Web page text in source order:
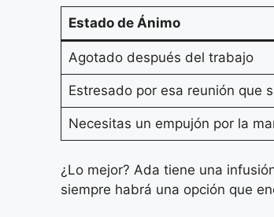
Estado de Ánimo
Agotado después del trabajo
Estresado por esa reunión que
Necesitas un empujón por la
¿Lo mejor? Ada tiene una
siempre habrá una opción que